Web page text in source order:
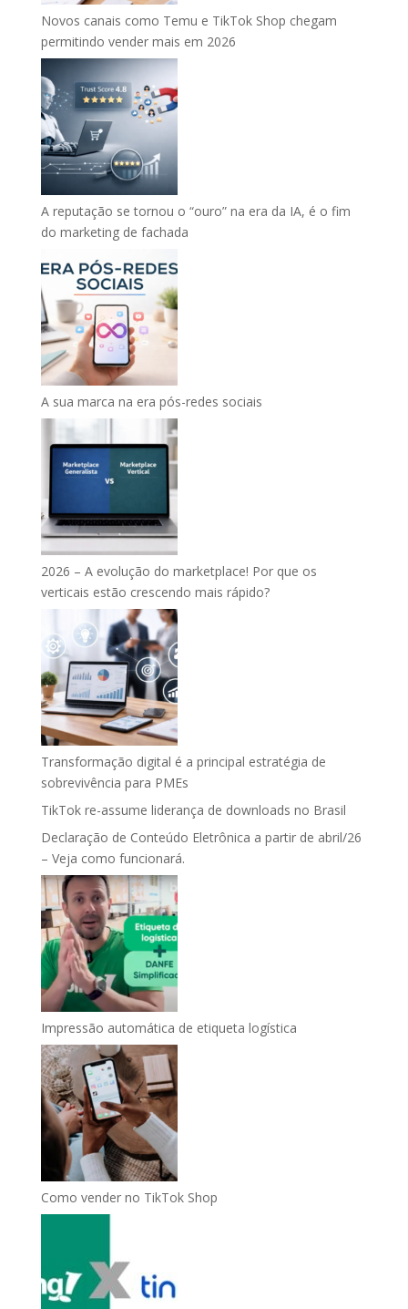
Novos canais como Temu e TikTok Shop chegam
permitindo vender mais em 2026
A reputação se tornou o “ouro” na era da IA, é o fim
do marketing de fachada
A sua marca na era pós-redes sociais
2026 – A evolução do marketplace! Por que os
verticais estão crescendo mais rápido?
Transformação digital é a principal estratégia de
sobrevivência para PMEs
TikTok re-assume liderança de downloads no Brasil
Declaração de Conteúdo Eletrônica a partir de abril/26
– Veja como funcionará.
Impressão automática de etiqueta logística
Como vender no TikTok Shop